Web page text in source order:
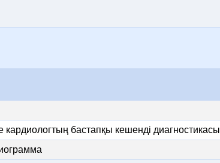
кардиологтың бастапқы кешенді диагностикасы